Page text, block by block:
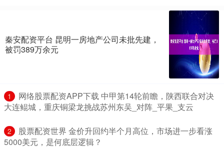
秦安配资平台 昆明一房地产公司未批先建，
被罚389万余元
1
​网络股票配资APP下载 中甲第14轮前瞻，陕西联合对决
大连鲲城，重庆铜梁龙挑战苏州东吴_对阵_平果_支云
2
​股票配资世界 金价升回约半个月高位，市场进一步看涨
5000美元，是何底层逻辑？